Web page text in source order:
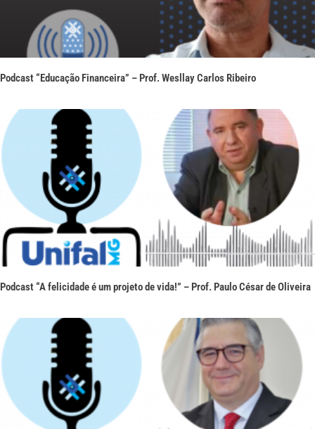
Podcast “Educação Financeira” – Prof. Wesllay Carlos Ribeiro
Podcast “A felicidade é um projeto de vida!” – Prof. Paulo César de Oliveira